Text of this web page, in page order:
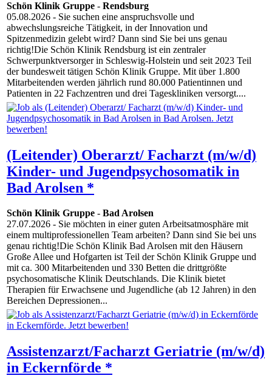
Schön Klinik Gruppe - Rendsburg
05.08.2026 - Sie suchen eine anspruchsvolle und
abwechslungsreiche Tätigkeit, in der Innovation und
Spitzenmedizin gelebt wird? Dann sind Sie bei uns genau
richtig!Die Schön Klinik Rendsburg ist ein zentraler
Schwerpunktversorger in Schleswig-Holstein und seit 2023 Teil
der bundesweit tätigen Schön Klinik Gruppe. Mit über 1.800
Mitarbeitenden werden jährlich rund 80.000 Patientinnen und
Patienten in 22 Fachzentren und drei Tageskliniken versorgt....
(Leitender) Oberarzt/ Facharzt (m/w/d)
Kinder- und Jugendpsychosomatik in
Bad Arolsen *
Schön Klinik Gruppe - Bad Arolsen
27.07.2026 - Sie möchten in einer guten Arbeitsatmosphäre mit
einem multiprofessionellen Team arbeiten? Dann sind Sie bei uns
genau richtig!Die Schön Klinik Bad Arolsen mit den Häusern
Große Allee und Hofgarten ist Teil der Schön Klinik Gruppe und
mit ca. 300 Mitarbeitenden und 330 Betten die drittgrößte
psychosomatische Klinik Deutschlands. Die Klinik bietet
Therapien für Erwachsene und Jugendliche (ab 12 Jahren) in den
Bereichen Depressionen...
Assistenzarzt/Facharzt Geriatrie (m/w/d)
in Eckernförde *